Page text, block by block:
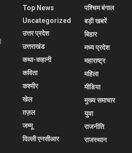
Top News
Uncategorized
उत्तर प्रदेश
उत्तराखंड
कथा-कहानी
कविता
कश्मीर
खेल
ग़ज़ल
जम्मू
दिल्ली एनसीआर
पश्चिम बंगाल
बड़ी खबरें
बिहार
मध्य प्रदेश
महाराष्ट्र
महिला
मीडिया
मुख्य समाचार
युवा
राजनीति
राजस्थान